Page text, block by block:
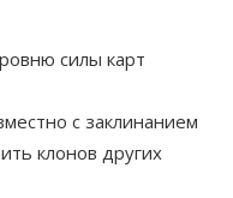
силы карт
с заклинанием
клонов других